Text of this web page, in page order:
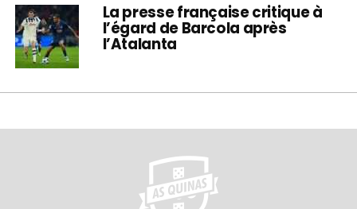
La presse française critique à
l’égard de Barcola après
l’Atalanta